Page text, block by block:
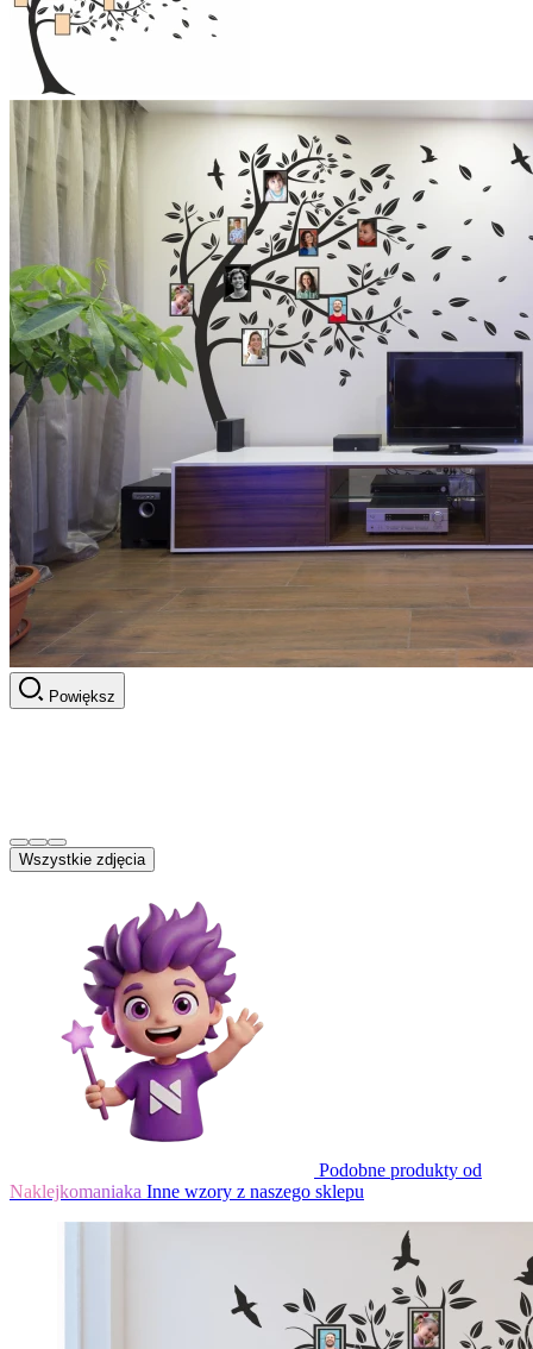
Powiększ
Wszystkie zdjęcia
Podobne produkty od
Naklejkomaniaka Inne wzory z naszego sklepu